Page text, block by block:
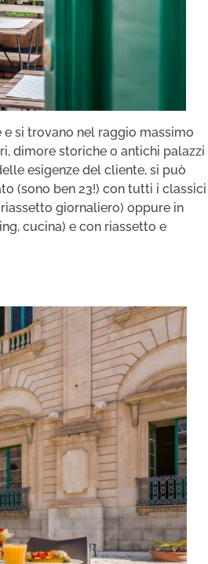
si trovano nel raggio massimo
dimore storiche o antichi palazzi
esigenze del cliente, si può
(sono ben 23!) con tutti i classici
giornaliero) oppure in
cucina) e con riassetto e